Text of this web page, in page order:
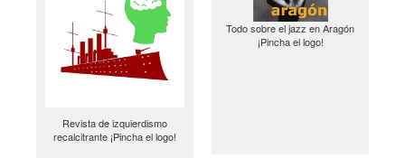
Revista de izquierdismo
recalcitrante ¡Pincha el logo!
Todo sobre el jazz en Aragón
¡Pincha el logo!